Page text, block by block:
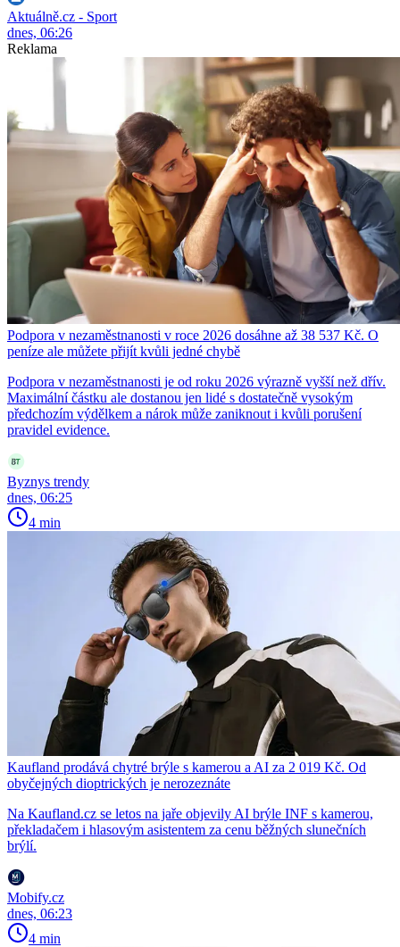
Aktuálně.cz - Sport
dnes, 06:26
Reklama
Podpora v nezaměstnanosti v roce 2026 dosáhne až 38 537 Kč. O
peníze ale můžete přijít kvůli jedné chybě
Podpora v nezaměstnanosti je od roku 2026 výrazně vyšší než dřív.
Maximální částku ale dostanou jen lidé s dostatečně vysokým
předchozím výdělkem a nárok může zaniknout i kvůli porušení
pravidel evidence.
Byznys trendy
dnes, 06:25
4 min
Kaufland prodává chytré brýle s kamerou a AI za 2 019 Kč. Od
obyčejných dioptrických je nerozeznáte
Na Kaufland.cz se letos na jaře objevily AI brýle INF s kamerou,
překladačem i hlasovým asistentem za cenu běžných slunečních
brýlí.
Mobify.cz
dnes, 06:23
4 min